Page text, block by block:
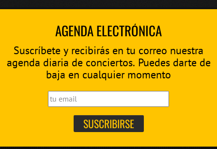
AGENDA ELECTRÓNICA
Suscríbete y recibirás en tu correo nuestra
agenda diaria de conciertos. Puedes darte de
baja en cualquier momento